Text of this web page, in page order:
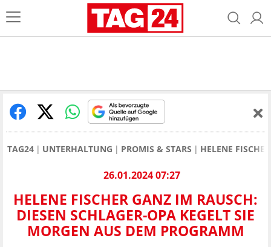
TAG24 UNTERHALTUNG PROMIS & STARS HELENE FISCHER
26.01.2024 07:27
HELENE FISCHER GANZ IM RAUSCH:
DIESEN SCHLAGER-OPA KEGELT SIE
MORGEN AUS DEM PROGRAMM